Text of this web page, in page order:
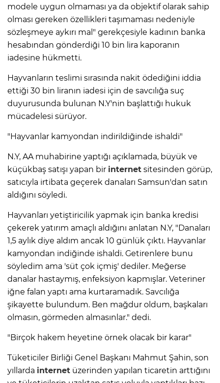
modele uygun olmaması ya da objektif olarak sahip
olması gereken özellikleri taşımaması nedeniyle
sözleşmeye aykırı mal" gerekçesiyle kadının banka
hesabından gönderdiği 10 bin lira kaporanın
iadesine hükmetti.
Hayvanların teslimi sırasında nakit ödediğini iddia
ettiği 30 bin liranın iadesi için de savcılığa suç
duyurusunda bulunan N.Y'nin başlattığı hukuk
mücadelesi sürüyor.
"Hayvanlar kamyondan indirildiğinde ishaldi"
N.Y, AA muhabirine yaptığı açıklamada, büyük ve
küçükbaş satışı yapan bir internet sitesinden görüp,
satıcıyla irtibata geçerek danaları Samsun'dan satın
aldığını söyledi.
Hayvanları yetiştiricilik yapmak için banka kredisi
çekerek yatırım amaçlı aldığını anlatan N.Y, "Danaları
1,5 aylık diye aldım ancak 10 günlük çıktı. Hayvanlar
kamyondan indiğinde ishaldi. Getirenlere bunu
söyledim ama 'süt çok içmiş' dediler. Meğerse
danalar hastaymış, enfeksiyon kapmışlar. Veteriner
iğne falan yaptı ama kurtaramadık. Savcılığa
şikayette bulundum. Ben mağdur oldum, başkaları
olmasın, görmeden almasınlar." dedi.
"Birçok hakem heyetine örnek olacak bir karar"
Tüketiciler Birliği Genel Başkanı Mahmut Şahin, son
yıllarda internet üzerinden yapılan ticaretin arttığını